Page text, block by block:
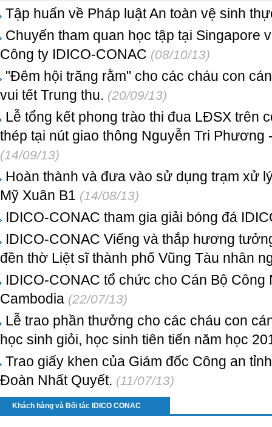
Tập huấn về Pháp luật An toàn vệ sinh
Chuyến tham quan học tập tại Singapore
Công ty IDICO-CONAC (08/10/13)
"Đêm hội trăng rằm" cho các cháu con
vui tết Trung thu. (20/09/13)
Lễ tổng kết phong trào thi đua LĐSX trên
thép tại nút giao thông Nguyễn Tri Phương
(14/09/13)
Hoàn thành và đưa vào sử dụng trạm xử
Mỹ Xuân B1 (14/08/13)
IDICO-CONAC tham gia giải bóng đá
IDICO-CONAC Viếng và thắp hương
đền thờ Liệt sĩ thành phố Vũng Tàu nhân
IDICO-CONAC tổ chức cho Cán Bộ Công
Cambodia (22/07/13)
Lễ trao phần thưởng cho các cháu con
học sinh giỏi, học sinh tiên tiến năm học
Trao giấy khen của Giám đốc Công an
Đoàn Nhất Quyết. (11/07/13)
Khách hàng và Đối tác IDICO CONAC